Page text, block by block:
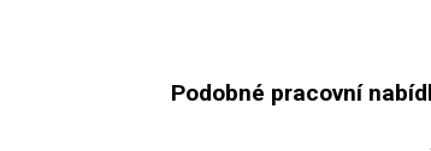
Podobné pracovní